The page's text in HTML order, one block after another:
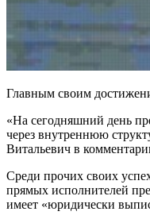
Главным своим
«На сегодняшний день
через внутреннюю
Витальевич в
Среди прочих своих
прямых исполнителей
имеет «юридически